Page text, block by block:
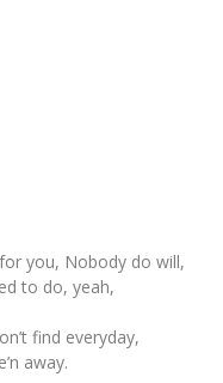
you, Nobody do will,
to do, yeah,
find everyday,
away.